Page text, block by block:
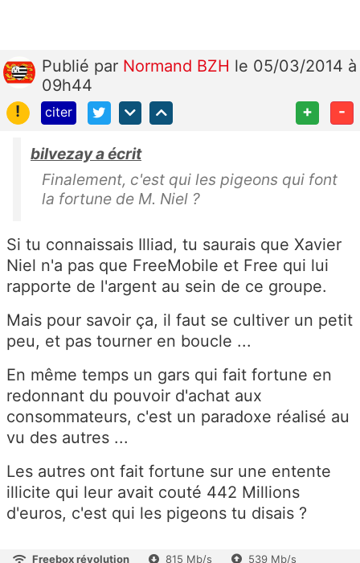
Publié par Normand BZH le 05/03/2014 à
09h44
!
citer + -
bilvezay a écrit
Finalement, c'est qui les pigeons qui font
la fortune de M. Niel ?
Si tu connaissais Illiad, tu saurais que Xavier
Niel n'a pas que FreeMobile et Free qui lui
rapporte de l'argent au sein de ce groupe.
Mais pour savoir ça, il faut se cultiver un petit
peu, et pas tourner en boucle ...
En même temps un gars qui fait fortune en
redonnant du pouvoir d'achat aux
consommateurs, c'est un paradoxe réalisé au
vu des autres ...
Les autres ont fait fortune sur une entente
illicite qui leur avait couté 442 Millions
d'euros, c'est qui les pigeons tu disais ?
Freebox révolution 815 Mb/s 539 Mb/s